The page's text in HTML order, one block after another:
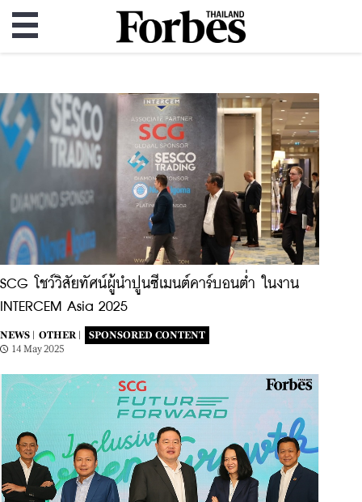
SCG โชว์วิสัยทัศน์ผู้นำปูนซีเมนต์คาร์บอนต่ำ ในงาน
INTERCEM Asia 2025
NEWS | OTHER |
SPONSORED CONTENT
14 May 2025